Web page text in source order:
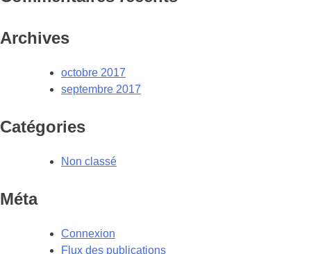
Archives
octobre 2017
septembre 2017
Catégories
Non classé
Méta
Connexion
Flux des publications